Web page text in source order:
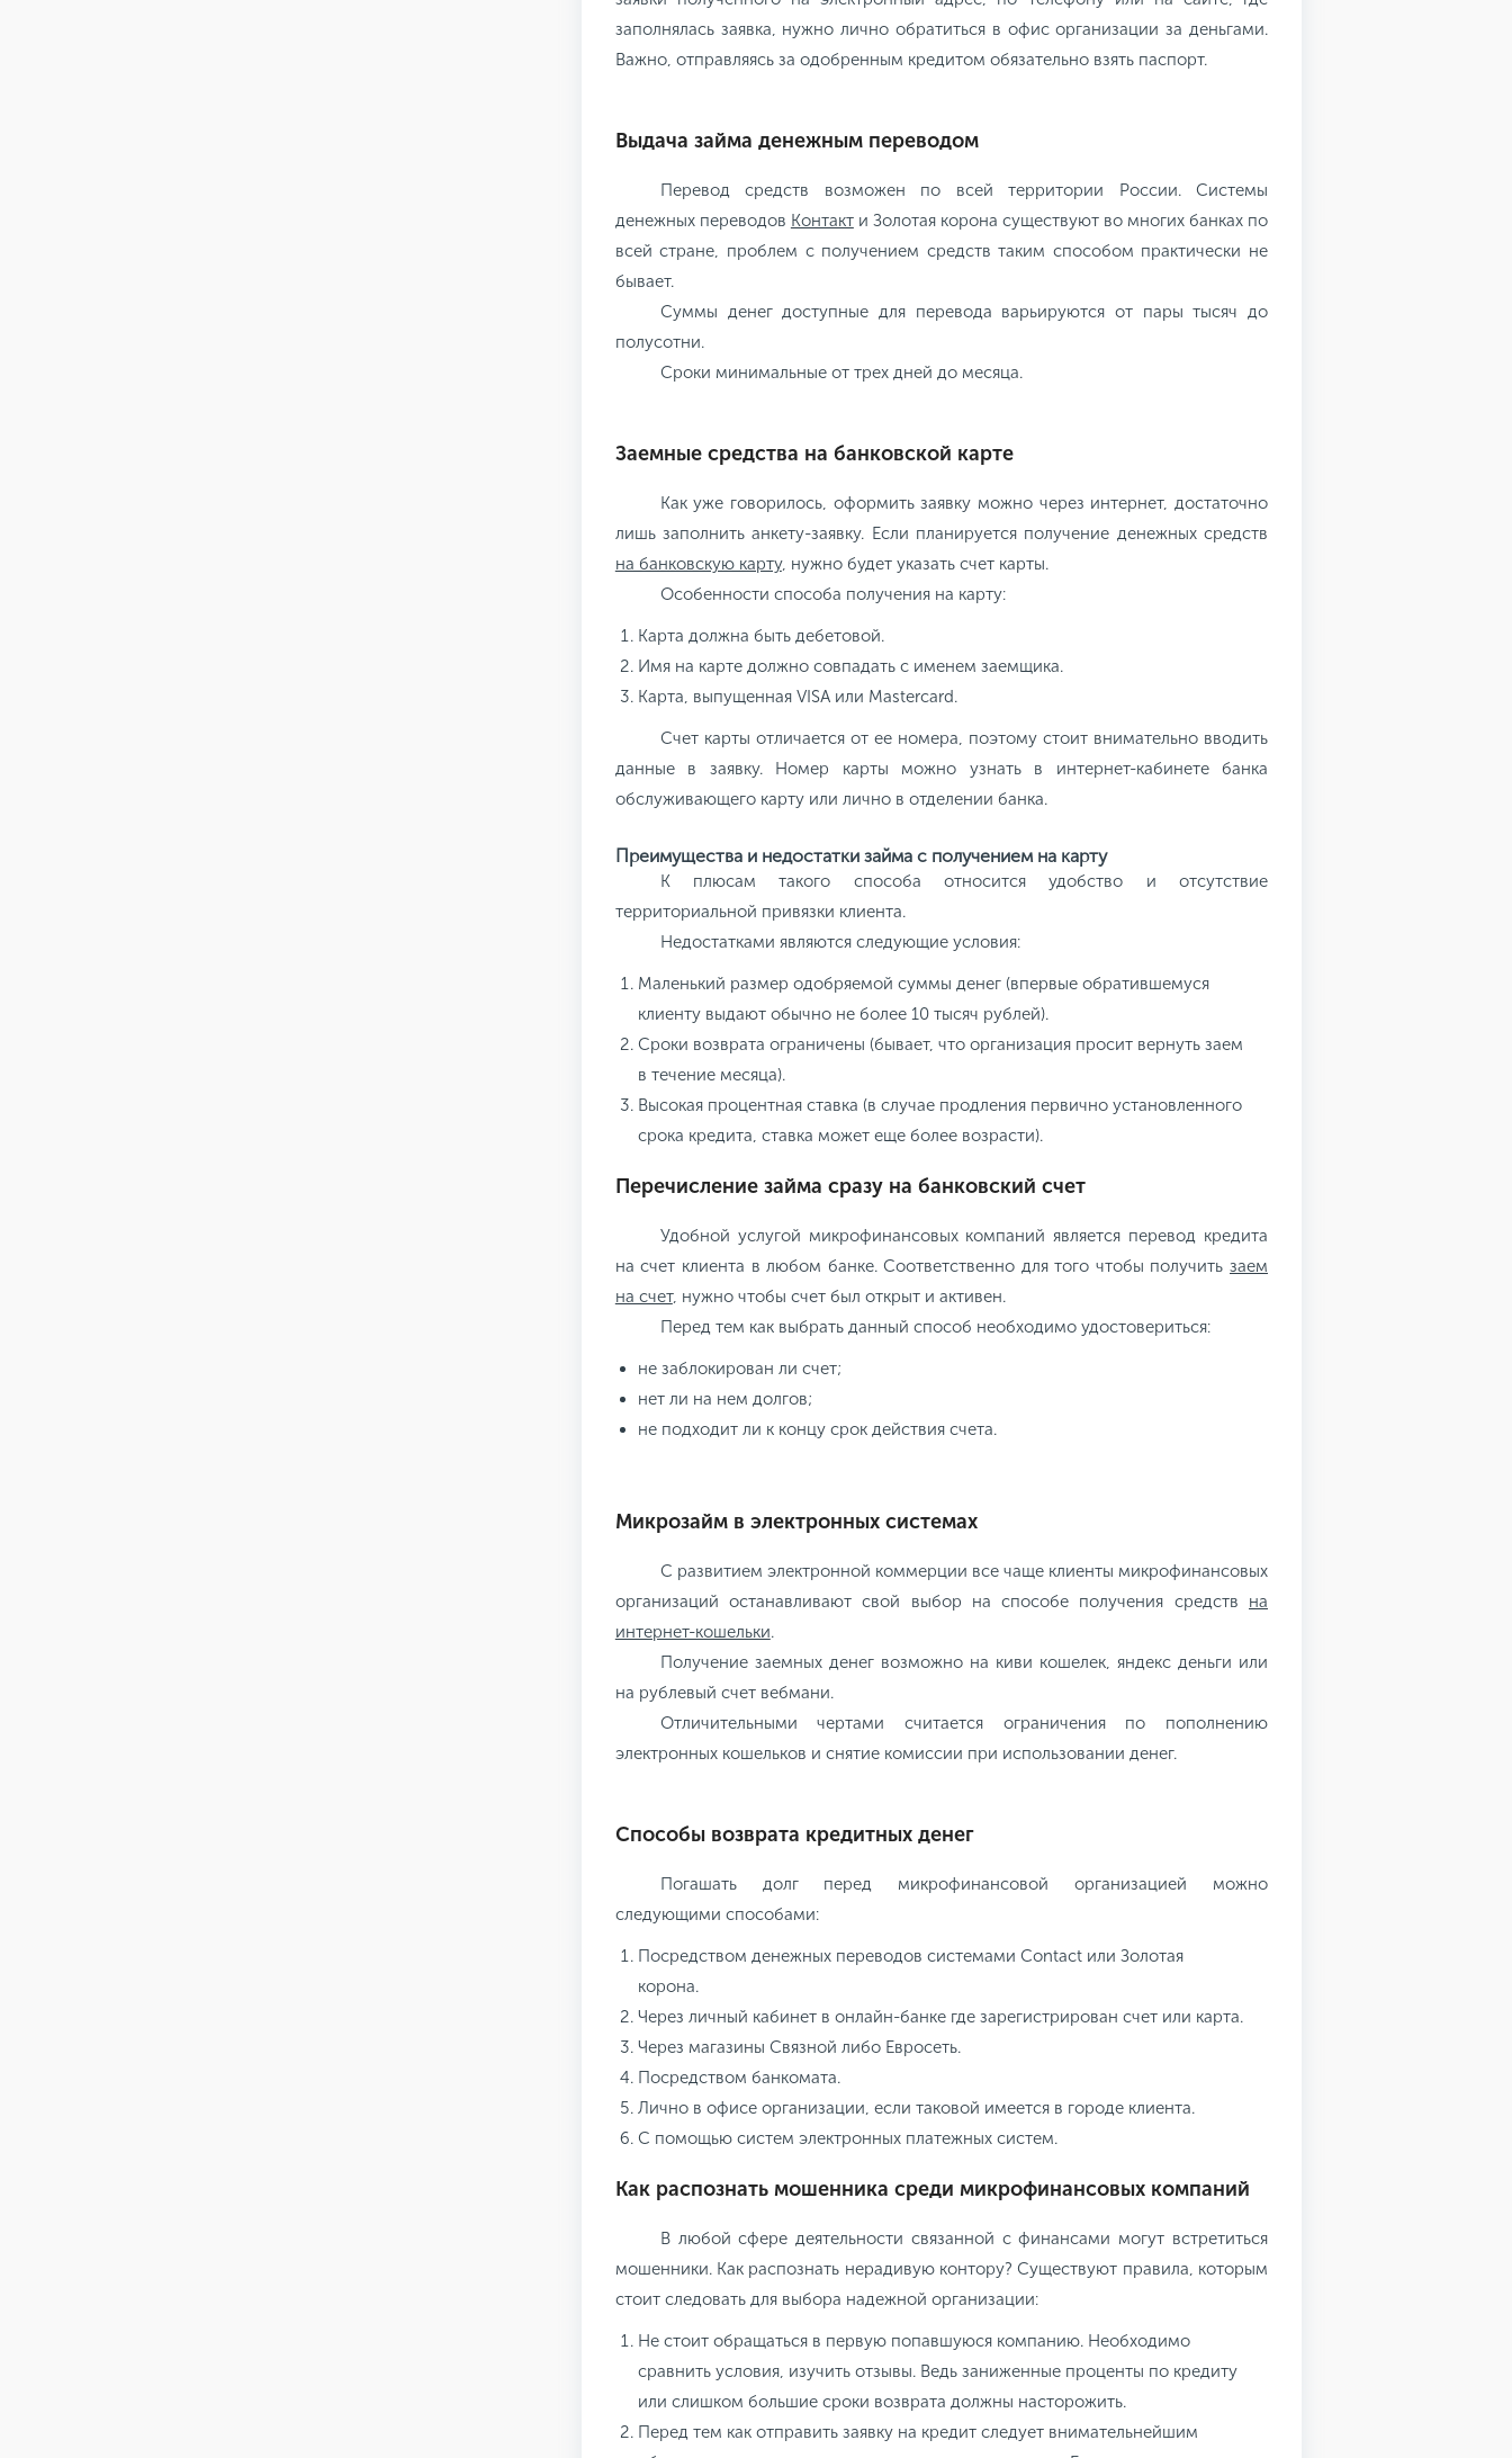
заполнялась заявка, нужно лично обратиться в офис организации за деньгами.
Важно, отправляясь за одобренным кредитом обязательно взять паспорт.
Выдача займа денежным переводом
Перевод средств возможен по всей территории России. Системы
денежных переводов Контакти Золотая корона существуют во многих банках по
всей стране, проблем с получением средств таким способом практически не
бывает.
Суммы денег доступные для перевода варьируются от пары тысяч до
полусотни.
Сроки минимальные от трех дней до месяца.
Заемные средства на банковской карте
Как уже говорилось, оформить заявку можно через интернет, достаточно
лишь заполнить анкету-заявку. Если планируется получение денежных средств
на банковскую карту, нужно будет указать счет карты.
Особенности способа получения на карту:
Карта должна быть дебетовой.
Имя на карте должно совпадать с именем заемщика.
Карта, выпущенная VISA или Mastercard.
Счет карты отличается от ее номера, поэтому стоит внимательно вводить
данные в заявку. Номер карты можно узнать в интернет-кабинете банка
обслуживающего карту или лично в отделении банка.
Преимущества и недостатки займа с получением на карту
К плюсам такого способа относится удобство и отсутствие
территориальной привязки клиента.
Недостатками являются следующие условия:
Маленький размер одобряемой суммы денег (впервые обратившемуся
клиенту выдают обычно не более 10 тысяч рублей).
Сроки возврата ограничены (бывает, что организация просит вернуть заем
в течение месяца).
Высокая процентная ставка (в случае продления первично установленного
срока кредита, ставка может еще более возрасти).
Перечисление займа сразу на банковский счет
Удобной услугой микрофинансовых компаний является перевод кредита
на счет клиента в любом банке. Соответственно для того чтобы получить заем
на счет, нужно чтобы счет был открыт и активен.
Перед тем как выбрать данный способ необходимо удостовериться:
не заблокирован ли счет;
нет ли на нем долгов;
не подходит ли к концу срок действия счета.
Микрозайм в электронных системах
С развитием электронной коммерции все чаще клиенты микрофинансовых
организаций останавливают свой выбор на способе получения средств на
интернет-кошельки.
Получение заемных денег возможно на киви кошелек, яндекс деньги или
на рублевый счет вебмани.
Отличительными чертами считается ограничения по пополнению
электронных кошельков и снятие комиссии при использовании денег.
Способы возврата кредитных денег
Погашать долг перед микрофинансовой организацией можно
следующими способами:
Посредством денежных переводов системами Contact или Золотая
корона.
Через личный кабинет в онлайн-банке где зарегистрирован счет или карта.
Через магазины Связной либо Евросеть.
Посредством банкомата.
Лично в офисе организации, если таковой имеется в городе клиента.
С помощью систем электронных платежных систем.
Как распознать мошенника среди микрофинансовых компаний
В любой сфере деятельности связанной с финансами могут встретиться
мошенники. Как распознать нерадивую контору? Существуют правила, которым
стоит следовать для выбора надежной организации:
Не стоит обращаться в первую попавшуюся компанию. Необходимо
сравнить условия, изучить отзывы. Ведь заниженные проценты по кредиту
или слишком большие сроки возврата должны насторожить.
Перед тем как отправить заявку на кредит следует внимательнейшим